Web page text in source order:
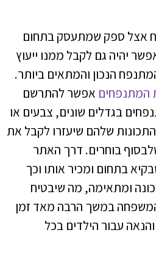
אצל ספק שמתעסק בתחום
יהיה גם לקבל ממנו ייעוץ
הנכון והמתאים ביותר.
המתנפחים אפשר להתרשם
בגדלים שונים, צבעים או
שלהם שיעזרו לקבל את
בוחרים. דרך האתר
בתחום ומכיר אותו וכך
ומתאימה, מה שיבטיח
במשך הרבה מאד זמן
עבור הילדים בכל